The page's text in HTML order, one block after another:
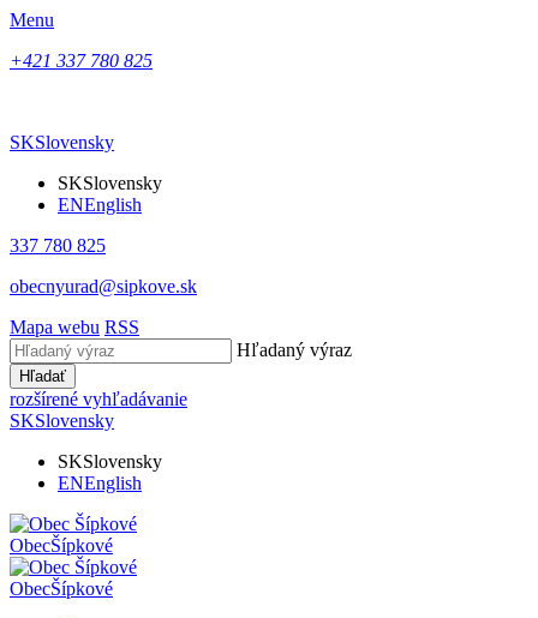
Menu
+421 337 780 825
SKSlovensky
SKSlovensky
ENEnglish
337 780 825
obecnyurad@sipkove.sk
Mapa webu RSS
Hľadaný výraz
Hľadať
rozšírené vyhľadávanie
SKSlovensky
SKSlovensky
ENEnglish
ObecŠípkové
ObecŠípkové